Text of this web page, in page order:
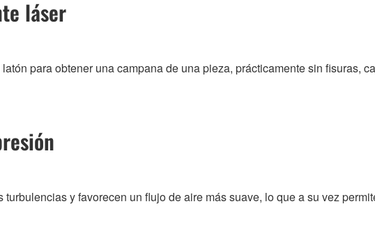
láser
para obtener una campana de una pieza, prácticamente sin fisuras,
y favorecen un flujo de aire más suave, lo que a su vez